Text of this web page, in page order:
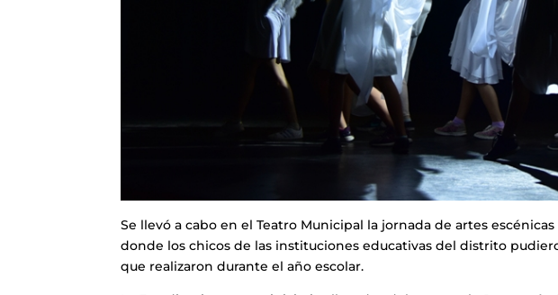
Se llevó a cabo en el Teatro Municipal la jornada de artes
donde los chicos de las instituciones educativas del distrito
que realizaron durante el año escolar.